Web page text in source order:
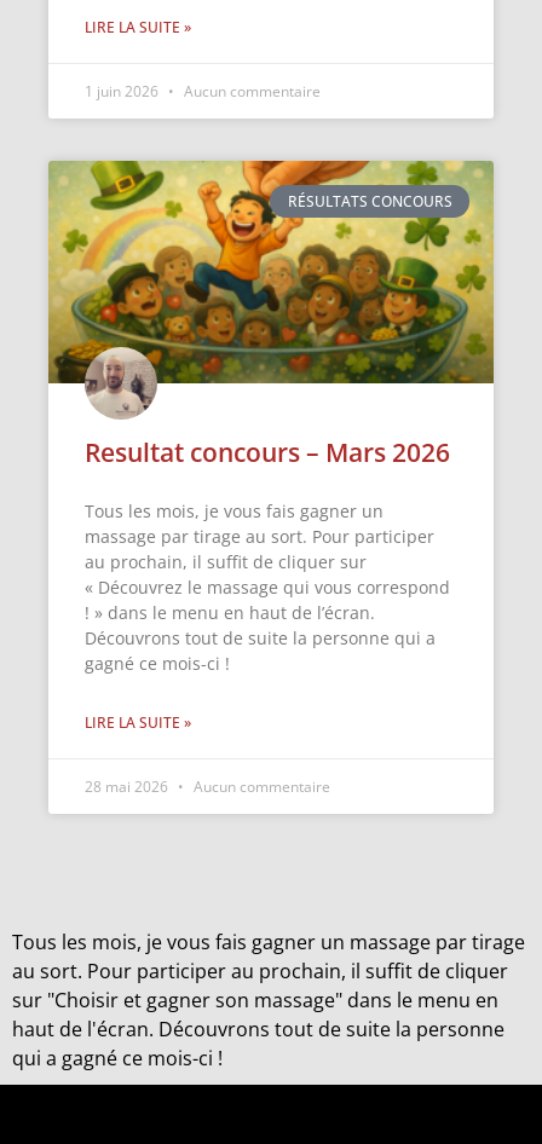
LIRE LA SUITE »
1 juin 2026 Aucun commentaire
RÉSULTATS CONCOURS
Resultat concours – Mars 2026
Tous les mois, je vous fais gagner un
massage par tirage au sort. Pour participer
au prochain, il suffit de cliquer sur
« Découvrez le massage qui vous correspond
! » dans le menu en haut de l’écran.
Découvrons tout de suite la personne qui a
gagné ce mois-ci !
LIRE LA SUITE »
28 mai 2026 Aucun commentaire
Tous les mois, je vous fais gagner un massage par tirage
au sort. Pour participer au prochain, il suffit de cliquer
sur "Choisir et gagner son massage" dans le menu en
haut de l'écran. Découvrons tout de suite la personne
qui a gagné ce mois-ci !